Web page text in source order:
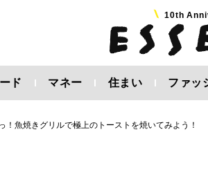
10th
ド マネー 住まい ファッ
！魚焼きグリルで極上のトーストを焼いてみよう！